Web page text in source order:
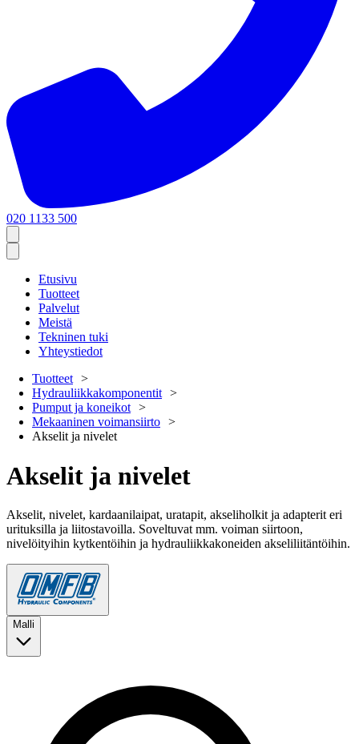
020 1133 500
Etusivu
Tuotteet
Palvelut
Meistä
Tekninen tuki
Yhteystiedot
Tuotteet
Hydrauliikkakomponentit
Pumput ja koneikot
Mekaaninen voimansiirto
Akselit ja nivelet
Akselit ja nivelet
Akselit, nivelet, kardaanilaipat, uratapit, akseliholkit ja adapterit eri
urituksilla ja liitostavoilla. Soveltuvat mm. voiman siirtoon,
nivelöityihin kytkentöihin ja hydrauliikkakoneiden akseliliitäntöihin.
Malli